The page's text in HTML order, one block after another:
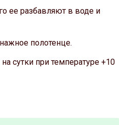
ее разбавляют в воде и
полотенце.
сутки при температуре +10